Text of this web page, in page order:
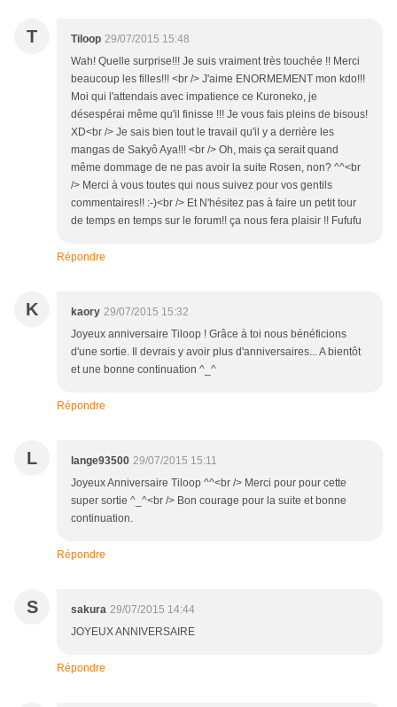
T Tiloop 29/07/2015 15:48
Wah! Quelle surprise!!! Je suis vraiment très touchée !! Merci
beaucoup les filles!!! <br /> J'aime ENORMEMENT mon kdo!!!
Moi qui l'attendais avec impatience ce Kuroneko, je
désespérai même qu'il finisse !!! Je vous fais pleins de bisous!
XD<br /> Je sais bien tout le travail qu'il y a derrière les
mangas de Sakyô Aya!!! <br /> Oh, mais ça serait quand
même dommage de ne pas avoir la suite Rosen, non? ^^<br
/> Merci à vous toutes qui nous suivez pour vos gentils
commentaires!! :-)<br /> Et N'hésitez pas à faire un petit tour
de temps en temps sur le forum!! ça nous fera plaisir !! Fufufu
Répondre
K kaory 29/07/2015 15:32
Joyeux anniversaire Tiloop ! Grâce à toi nous bénéficions
d'une sortie. Il devrais y avoir plus d'anniversaires... A bientôt
et une bonne continuation ^_^
Répondre
L lange93500 29/07/2015 15:11
Joyeux Anniversaire Tiloop ^^<br /> Merci pour pour cette
super sortie ^_^<br /> Bon courage pour la suite et bonne
continuation.
Répondre
S sakura 29/07/2015 14:44
JOYEUX ANNIVERSAIRE
Répondre